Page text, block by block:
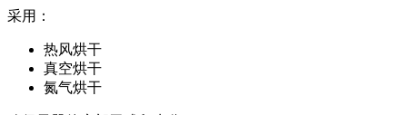
采用：
热风烘干
真空烘干
氮气烘干